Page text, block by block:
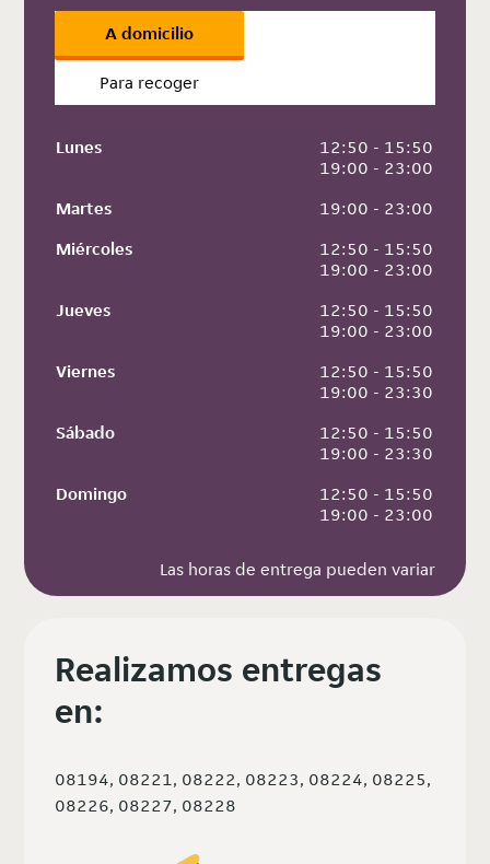
A domicilio
Para recoger
Lunes
12:50 - 15:50
19:00 - 23:00
Martes
19:00 - 23:00
Miércoles
12:50 - 15:50
19:00 - 23:00
Jueves
12:50 - 15:50
19:00 - 23:00
Viernes
12:50 - 15:50
19:00 - 23:30
Sábado
12:50 - 15:50
19:00 - 23:30
Domingo
12:50 - 15:50
19:00 - 23:00
Las horas de entrega pueden variar
Realizamos entregas
en:
08194, 08221, 08222, 08223, 08224, 08225,
08226, 08227, 08228